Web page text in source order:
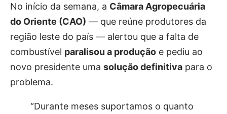
No início da semana, a Câmara Agropecuária
do Oriente (CAO) — que reúne produtores da
região leste do país — alertou que a falta de
combustível paralisou a produção e pediu ao
novo presidente uma solução definitiva para o
problema.
“Durante meses suportamos o quanto